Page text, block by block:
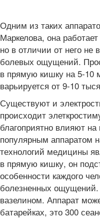
Одним из таких
Маркелова, она
но в отличии от него не
болевых ощущений.
в прямую кишку на 5-10
варьируется от 9-10
Существуют и
происходит
благоприятно влияют
популярным аппаратом
технологий медицины
в прямую кишку, он
особенности каждого
болезненных
вазелином. Аппарат
батарейках, это 300